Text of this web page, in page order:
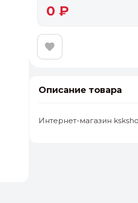
0 ₽
Описание товара
Интернет-магазин